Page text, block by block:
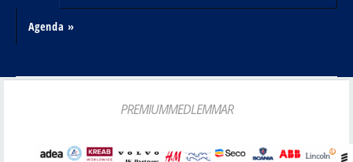
Agenda »
PREMIUMMEDLEMMAR